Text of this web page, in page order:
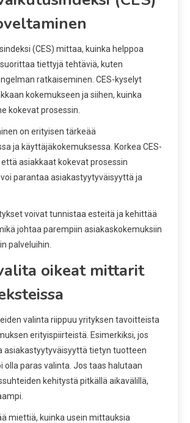
(CES) mittaa, kuinka helppoa
tiettyjä tehtäviä, kuten
ratkaiseminen. CES-kyselyt
kokemukseen ja siihen, kuinka
kokevat prosessin.
on erityisen tärkeää
ja käyttäjäkokemuksessa. Korkea CES-
asiakkaat kokevat prosessin
parantaa asiakastyytyväisyyttä ja
voivat tunnistaa esteitä ja kehittää
johtaa parempiin asiakaskokemuksiin
palveluihin.
oikeat mittarit
valinta riippuu yrityksen tavoitteista
erityispiirteistä. Esimerkiksi, jos
asiakastyytyväisyyttä tietyn tuotteen
olla paras valinta. Jos taas halutaan
kehitystä pitkällä aikavälillä,
miettiä, kuinka usein mittauksia